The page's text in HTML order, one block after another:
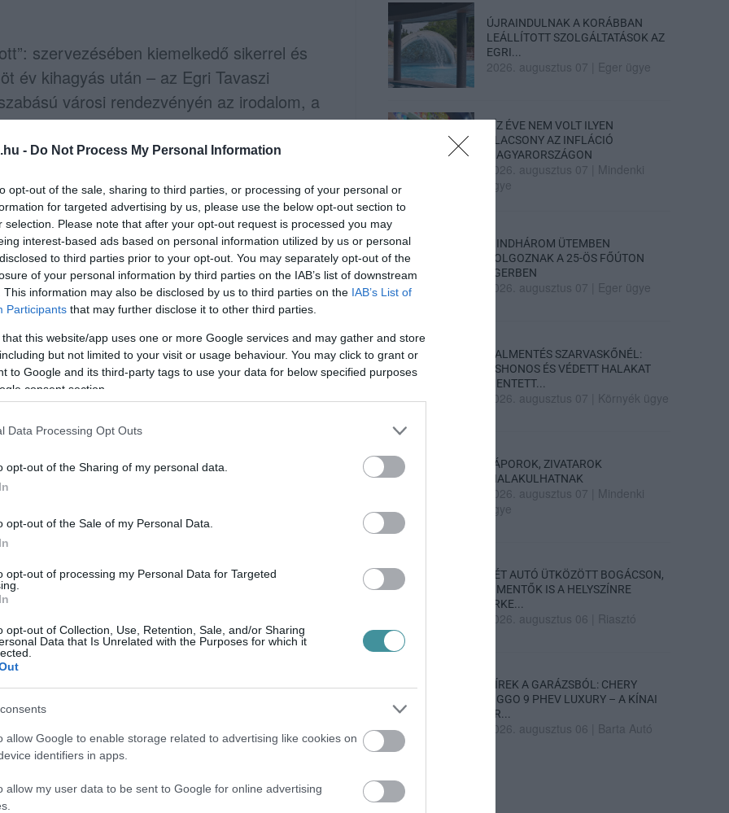
- Do Not Process My Personal Information
opt-out of the sale, sharing to third parties, or processing of your personal or
for targeted advertising by us, please use the below opt-out section to
selection. Please note that after your opt-out request is processed you may
interest-based ads based on personal information utilized by us or personal
to third parties prior to your opt-out. You may separately opt-out of the
of your personal information by third parties on the IAB’s list of downstream
This information may also be disclosed by us to third parties on the IAB’s List of
Participants that may further disclose it to other third parties.
that this website/app uses one or more Google services and may gather and store
but not limited to your visit or usage behaviour. You may click to grant or
to Google and its third-party tags to use your data for below specified purposes
consent section.
Data Processing Opt Outs
opt-out of the Sharing of my personal data.
opt-out of the Sale of my Personal Data.
opt-out of processing my Personal Data for Targeted
opt-out of Collection, Use, Retention, Sale, and/or Sharing
Data that Is Unrelated with the Purposes for which it
allow Google to enable storage related to advertising like cookies on
identifiers in apps.
allow my user data to be sent to Google for online advertising
szervezésében kiemelkedő sikerrel és
év kihagyás után – az Egri Tavaszi
városi rendezvényén az irodalom, a
Egerbe látogató szerelmeseit is igazi
meg, többek között:
Szépasszonyvölgyi Vendégvárók
Város Hegyközségével
Látogatóközpont eseményei
az új rendezvényszervezési struktúra
kulturális életet biztosítson a
város 2025-ös költségvetésében 13 millió
kulturális rendezvények
szerveznek, de széles közönség
is figyelemreméltóak. Az összeg
Bizottsága márciusi ülésén
Egerben már hagyományos
versenye, a Kaláka Fesztivál, a
Egri csillagok című musical bemutatója, a
Fesztivál.
forintot fordít öt kulturális
Központ, Gárdonyi Géza Színház,
Dobó István Vármúzeum) fenntartására,
ÚJRAINDULNAK A KORÁBBAN
LEÁLLÍTOTT SZOLGÁLTATÁSOK AZ
EGRI...
2026. augusztus 07 Eger ügye
TÍZ ÉVE NEM VOLT ILYEN
ALACSONY AZ INFLÁCIÓ
MAGYARORSZÁGON
2026. augusztus 07
Mindenki
ügye
MINDHÁROM ÜTEMBEN
DOLGOZNAK A 25-ÖS FŐÚTON
EGERBEN
2026. augusztus 07 Eger ügye
HALMENTÉS SZARVASKŐNÉL:
ŐSHONOS ÉS VÉDETT HALAKAT
MENTETT...
2026. augusztus 07 Környék ügye
ZÁPOROK, ZIVATAROK
KIALAKULHATNAK
2026. augusztus 07
Mindenki
ügye
KÉT AUTÓ ÜTKÖZÖTT BOGÁCSON,
A MENTŐK IS A HELYSZÍNRE
ÉRKE...
2026. augusztus 06 Riasztó
HÍREK A GARÁZSBÓL: CHERY
TIGGO 9 PHEV LUXURY – A KÍNAI
PR...
2026. augusztus 06 Barta Autó